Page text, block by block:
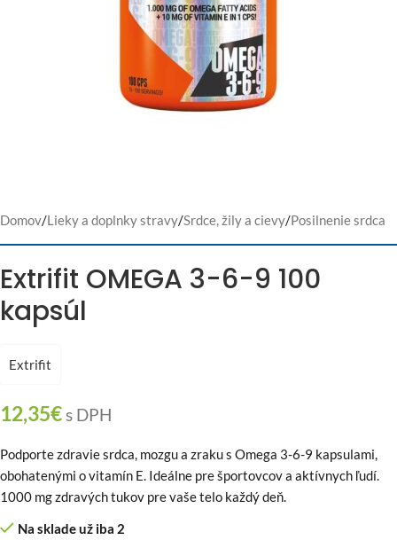
Domov/Lieky a doplnky stravy/Srdce, žily a cievy/Posilnenie srdca
Extrifit OMEGA 3-6-9 100
kapsúl
Extrifit
12,35€s DPH
Podporte zdravie srdca, mozgu a zraku s Omega 3-6-9 kapsulami,
obohatenými o vitamín E. Ideálne pre športovcov a aktívnych ľudí.
1000 mg zdravých tukov pre vaše telo každý deň.
Na sklade už iba 2